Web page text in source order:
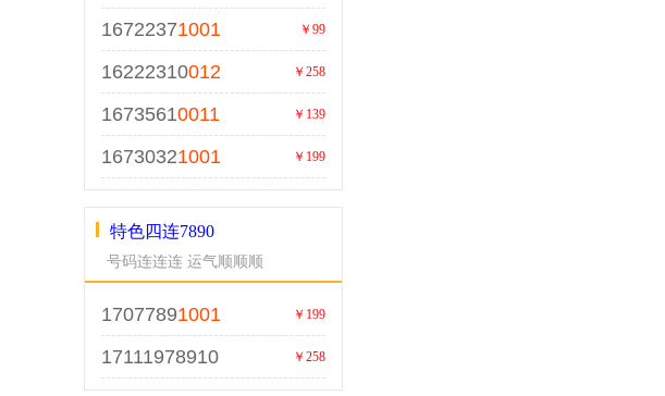
16722371001 ￥99
16222310012 ￥258
16735610011 ￥139
16730321001 ￥199
特色四连7890
号码连连连 运气顺顺顺
17077891001 ￥199
17111978910 ￥258